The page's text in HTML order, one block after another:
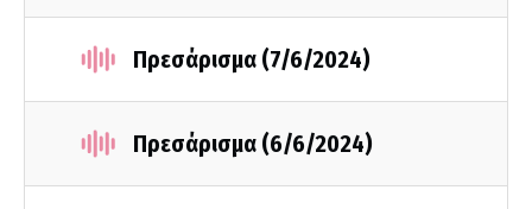
Πρεσάρισμα (7/6/2024)
Πρεσάρισμα (6/6/2024)